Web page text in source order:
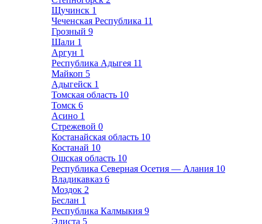
Щучинск 1
Чеченская Республика 11
Грозный 9
Шали 1
Аргун 1
Республика Адыгея 11
Майкоп 5
Адыгейск 1
Томская область 10
Томск 6
Асино 1
Стрежевой 0
Костанайская область 10
Костанай 10
Ошская область 10
Республика Северная Осетия — Алания 10
Владикавказ 6
Моздок 2
Беслан 1
Республика Калмыкия 9
Элиста 5